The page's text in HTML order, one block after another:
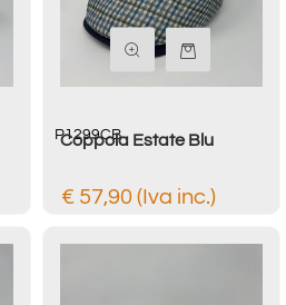
Quantità
P1299CB
Coppola Estate Blu
€ 57,90 (Iva inc.)